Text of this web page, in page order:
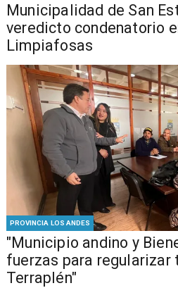
Municipalidad de San
veredicto condenatorio
Limpiafosas
PROVINCIA LOS ANDES
"Municipio andino y
fuerzas para regularizar
Terraplén"